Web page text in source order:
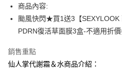
１．簡單：不需註冊會員、不需綁卡、不
３．安心：先確認商品／服務後，再付款
１．於結帳方式選擇「AFTEE先享後付
２．訂單成立數日內，您將收到繳費通知
運送方式
付款後全家取貨
商品內容:
颱風快閃★買1送3【SEXYLOOK
PDRN復活草面膜3盒-不適用折
銷售重點
仙人掌代謝霜＆水商品介紹：